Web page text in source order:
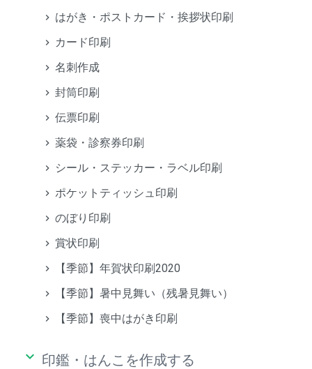
はがき・ポストカード・挨拶状印刷
カード印刷
名刺作成
封筒印刷
伝票印刷
薬袋・診察券印刷
シール・ステッカー・ラベル印刷
ポケットティッシュ印刷
のぼり印刷
賞状印刷
【季節】年賀状印刷2020
【季節】暑中見舞い（残暑見舞い）
【季節】喪中はがき印刷
keyboard_arrow_down 印鑑・はんこを作成する